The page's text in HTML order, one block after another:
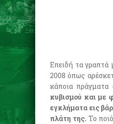
Επειδή τα γραπτά
2008 όπως
κάποια
κυβισμού και με
εγκλήματα εις
πλάτη της. Το